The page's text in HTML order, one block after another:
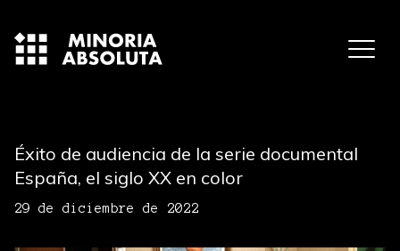
Éxito de audiencia de la serie documental
España, el siglo XX en color
29 de diciembre de 2022